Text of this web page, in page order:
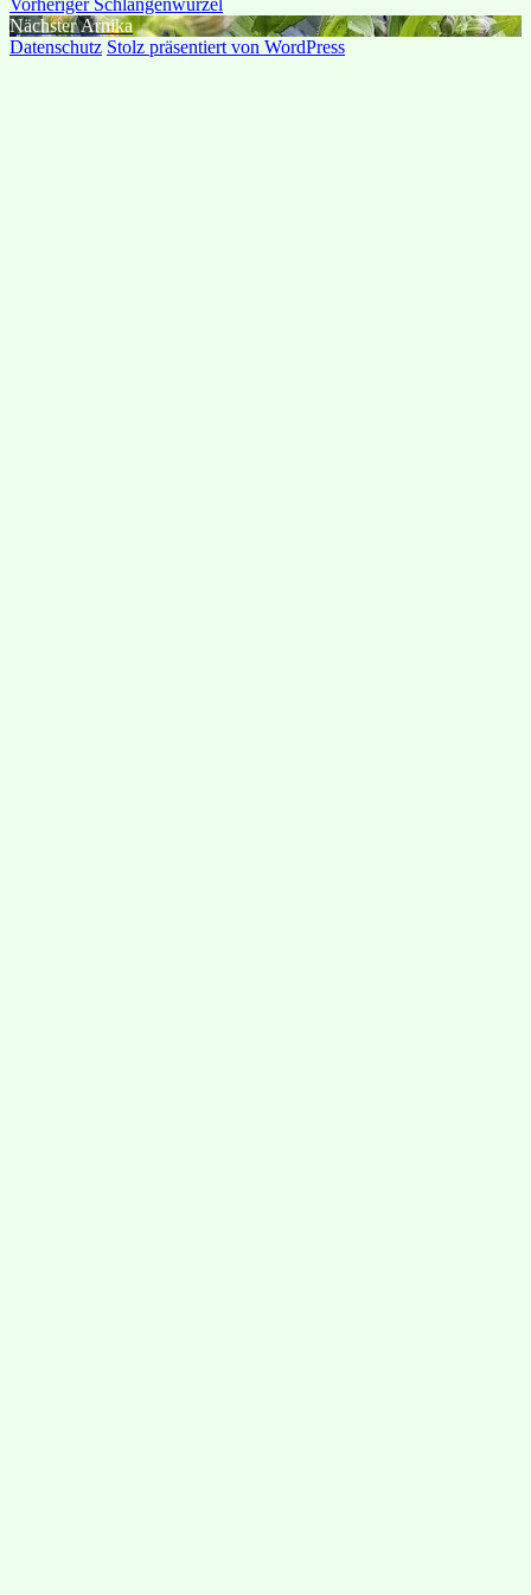
Beitragsnavigation
Beitrag:
NächsterNächster
Beitrag:
Arnika
Datenschutz Stolz präsentiert von WordPress